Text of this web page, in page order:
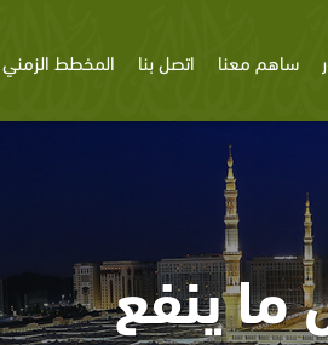
ساهم معنا اتصل بنا المخطط
ما ينفع